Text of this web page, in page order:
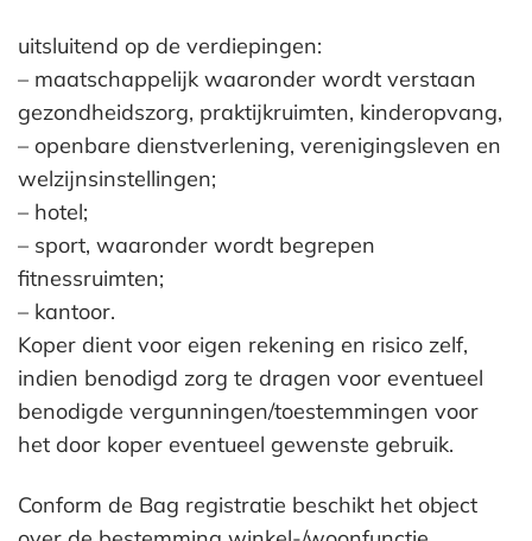
uitsluitend op de verdiepingen:
– maatschappelijk waaronder wordt verstaan
gezondheidszorg, praktijkruimten, kinderopvang,
– openbare dienstverlening, verenigingsleven en
welzijnsinstellingen;
– hotel;
– sport, waaronder wordt begrepen
fitnessruimten;
– kantoor.
Koper dient voor eigen rekening en risico zelf,
indien benodigd zorg te dragen voor eventueel
benodigde vergunningen/toestemmingen voor
het door koper eventueel gewenste gebruik.
Conform de Bag registratie beschikt het object